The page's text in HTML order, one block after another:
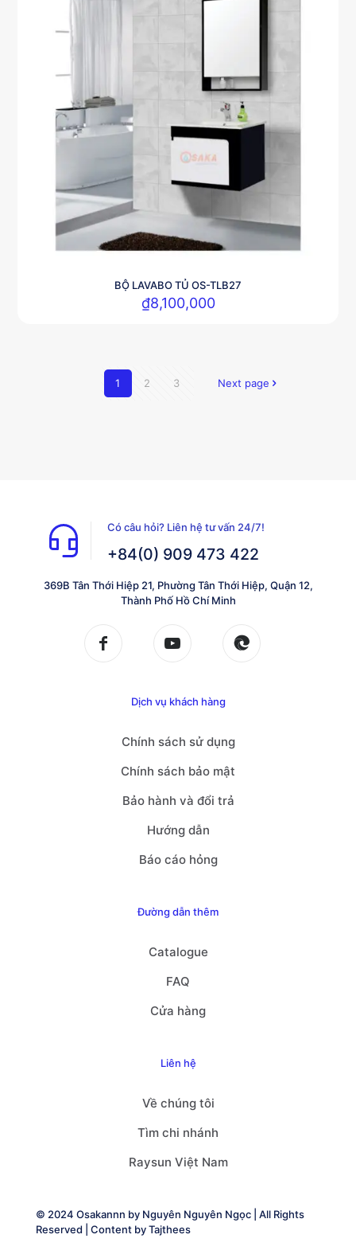
BỘ LAVABO TỦ OS-TLB27
₫8,100,000
1 2 3 Next page
Có câu hỏi? Liên hệ tư vấn 24/7!
+84(0) 909 473 422
369B Tân Thới Hiệp 21, Phường Tân Thới Hiệp, Quận 12,
Thành Phố Hồ Chí Minh
Dịch vụ khách hàng
Chính sách sử dụng
Chính sách bảo mật
Bảo hành và đổi trả
Hướng dẫn
Báo cáo hỏng
Đường dẫn thêm
Catalogue
FAQ
Cửa hàng
Liên hệ
Về chúng tôi
Tìm chi nhánh
Raysun Việt Nam
© 2024 Osakannn by Nguyên Nguyên Ngọc | All Rights
Reserved | Content byTajthees